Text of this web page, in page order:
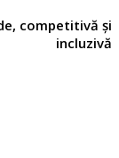
competitivă și
incluzivă